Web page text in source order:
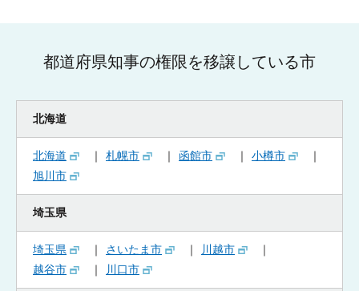
都道府県知事の権限を移譲している市
北海道
北海道 札幌市 函館市
小樽市
旭川市
埼玉県
埼玉県 さいたま市
川越市
越谷市
川口市